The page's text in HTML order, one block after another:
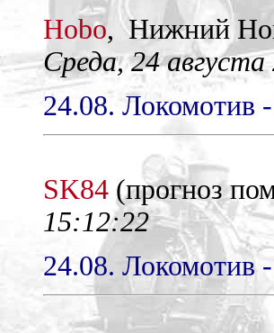
Hobo, Нижний
Среда, 24
24.08.
SK84 (прогноз
15:12:22
24.08.